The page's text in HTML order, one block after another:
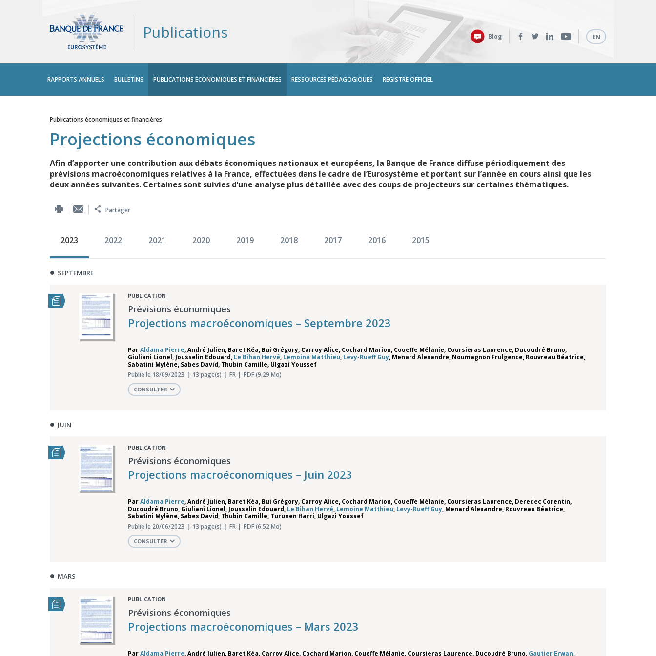
Publications
Retrouvez-
:
Blog Langues
EN
principal
RAPPORTS ANNUELS BULLETINS PUBLICATIONS ÉCONOMIQUES ET FINANCIÈRES RESSOURCES PÉDAGOGIQUES REGISTRE OFFICIEL
Vous êtes ici
Publications économiques et financières
Projections économiques
Afin d’apporter une contribution aux débats économiques nationaux et européens, la Banque de France diffuse périodiquement des
prévisions macroéconomiques relatives à la France, effectuées dans le cadre de l’Eurosystème et portant sur l’année en cours ainsi que les
deux années suivantes. Certaines sont suivies d’une analyse plus détaillée avec des coups de projecteurs sur certaines thématiques.
Partager
2023 2022 2021 2020 2019 2018 2017 2016 2015
SEPTEMBRE
PUBLICATION
Prévisions économiques
Projections macroéconomiques – Septembre 2023
ParAldama Pierre,André Julien, Baret Kéa, Bui Grégory, Carroy Alice, Cochard Marion, Coueffe Mélanie, Coursieras Laurence, Ducoudré Bruno,
Giuliani Lionel, Jousselin Edouard, Le Bihan Hervé, Lemoine Matthieu, Levy-Rueff Guy, Menard Alexandre, Noumagnon Frulgence, Rouvreau Béatrice,
Sabatini Mylène, Sabes David, Thubin Camille, Ulgazi Youssef
Publié le 18/09/2023
13 page(s) FR PDF (9.29 Mo)
CONSULTER
JUIN
PUBLICATION
Prévisions économiques
Projections macroéconomiques – Juin 2023
ParAldama Pierre,André Julien, Baret Kéa, Bui Grégory, Carroy Alice, Cochard Marion, Coueffe Mélanie, Coursieras Laurence, Deredec Corentin,
Ducoudré Bruno, Giuliani Lionel, Jousselin Edouard, Le Bihan Hervé, Lemoine Matthieu, Levy-Rueff Guy, Menard Alexandre, Rouvreau Béatrice,
Sabatini Mylène, Sabes David, Thubin Camille, Turunen Harri, Ulgazi Youssef
Publié le 20/06/2023
13 page(s) FR PDF (6.52 Mo)
CONSULTER
MARS
PUBLICATION
Prévisions économiques
Projections macroéconomiques – Mars 2023
ParAldama Pierre,André Julien, Baret Kéa, Carroy Alice, Cochard Marion, Coueffe Mélanie, Coursieras Laurence, Ducoudré Bruno, Gautier Erwan,